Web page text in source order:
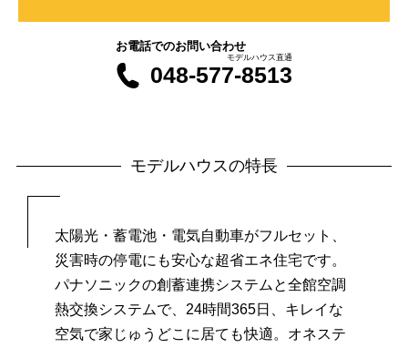
お電話でのお問い合わせ
048-577-8513
モデルハウス直通
モデルハウスの特長
太陽光・蓄電池・電気自動車がフルセット、
災害時の停電にも安心な超省エネ住宅です。
パナソニックの創蓄連携システムと全館空調
熱交換システムで、 24時間365日、キレイな
空気で家じゅうどこに居ても快適。 オネステ